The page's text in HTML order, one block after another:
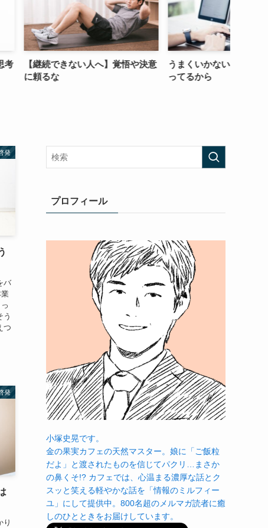
人へ】覚悟や決意
うまくいかないのは人を数字と思
発
バ
う
つ
発
り
プロフィール
小塚史晃です。
金の果実カフェの天然マスター。娘に「ご飯粒
だよ」と渡されたものを信じてパクリ…まさか
の鼻くそ!? カフェでは、心温まる濃厚な話とク
スッと笑える軽やかな話を「情報のミルフィー
ユ」にして提供中。800名超のメルマガ読者に癒
しのひとときをお届けしています。